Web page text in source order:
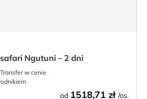
Ngutuni – 2 dni
Transfer w cenie
od 1518,71 zł /os.